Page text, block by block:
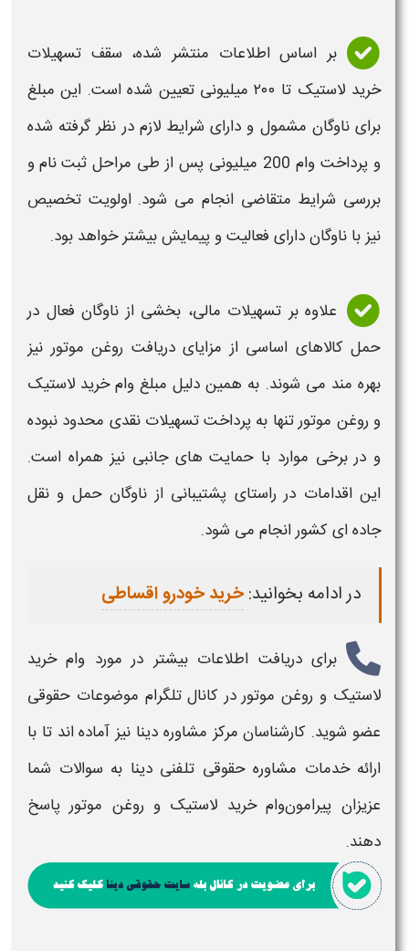
بر اساس اطلاعات منتشر شده، سقف تسهیلات
خرید لاستیک تا ۲۰۰ میلیونی
تعیین شده است. این مبلغ
برای ناوگان مشمول و دارای شرایط لازم در نظر گرفته شده
و پرداخت وام 200 میلیونی پس از طی مراحل ثبت نامو
بررسی شرایط متقاضی انجام می شود. اولویت تخصیص
نیز با ناوگان دارای فعالیت و پیمایش بیشتر خواهد بود.
علاوه بر تسهیلات مالی، بخشی از ناوگان فعال در
حمل کالاهای اساسی از مزایای دریافت روغن موتور نیز
بهره مند می شوند. به همین دلیل مبلغ وام خرید لاستیک
و روغن موتورتنها به پرداخت تسهیلات نقدی محدود نبوده
و در برخی موارد با حمایت های جانبی نیز همراه است.
این اقدامات در راستای پشتیبانی از ناوگان حمل و نقل
جاده ای کشور انجام می شود.
در ادامه بخوانید:خرید خودرو اقساطی
برای دریافت اطلاعات بیشتر در مورد وام خرید
لاستیک و روغن موتور​ در کانال تلگرام موضوعات حقوقی
عضو شوید. کارشناسان مرکز مشاوره دینا نیز آماده اند تا با
ارائه خدمات مشاوره حقوقی تلفنی دینا به سوالات شما
عزیزان پیرامونوام خرید لاستیک و روغن موتور​ پاسخ
دهند.